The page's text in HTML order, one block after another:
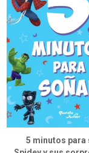
5 minutos para